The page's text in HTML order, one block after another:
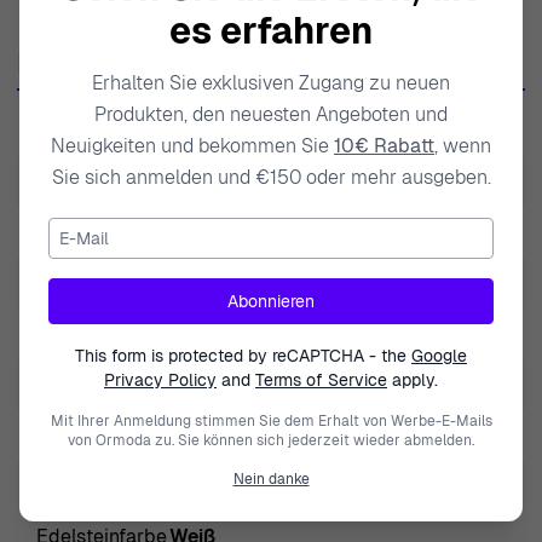
einem Engagement für Qualität verwendet Orphelia nur
die feinsten Materialien, um sicherzustellen, dass jedes
Stück nicht nur atemberaubend aussieht, sondern auch
der Zeit standhält. Die Schmuckkollektionen der Marke
sind sorgfältig gefertigt und oft von der Natur und der
Anziehungskraft der Weiblichkeit inspiriert, wobei die
Wenn Sie sich für Orphelia entscheiden, umarmen Sie ein
Erbe außergewöhnlicher Handwerkskunst und
Kreativität. Ihre Designs sind zu Favoriten unter Frauen
geworden, die Raffinesse mit einem Hauch modernen
Flairs schätzen, wodurch Orphelia eine geschätzte Wahl
für diejenigen ist, die sich mit Eleganz schmücken
möchten. Entdecken Sie die bezaubernde
Anziehungskraft von Orphelia, wo jedes Stück
geschaffen wird, um die einzigartige Schönheit von
EAN5415190107012
Gewicht
ModellCarina
Art der EdelsteinZirkonium
GeschlechtDamen
Schmetterlingsverschluss
EdelsteinfarbeWeiß
es erfahren
Erhalten Sie exklusiven Zugang zu neuen
Produkten, den neuesten Angeboten und
Neuigkeiten und bekommen Sie10€ Rabatt, wenn
Sie sich anmelden und €150 oder mehr ausgeben.
E-Mail
Abonnieren
This form is protected by reCAPTCHA - the Google
Privacy Policy and Terms of Service apply.
Mit Ihrer Anmeldung stimmen Sie dem Erhalt von Werbe-E-Mails
von Ormoda zu. Sie können sich jederzeit wieder abmelden.
Nein danke